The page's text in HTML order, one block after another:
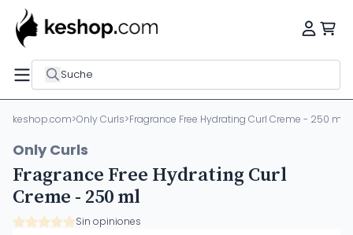
Suche
keshop.com>Only Curls>Fragrance Free Hydrating Curl Creme - 250 ml
Only Curls
Fragrance Free Hydrating Curl
Creme - 250 ml
Sin opiniones